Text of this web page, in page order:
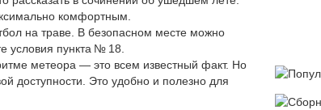
комфортным.
на траве. В безопасном месте можно
условия пункта № 18.
метеора — это всем известный факт. Но
доступности. Это удобно и полезно для